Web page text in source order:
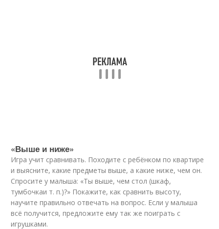
«Выше и ниже»
Игра учит сравнивать. Походите с ребёнком по квартире
и выясните, какие предметы выше, а какие ниже, чем он.
Спросите у малыша: «Ты выше, чем стол (шкаф,
тумбочкаи т. п.)?» Покажите, как сравнить высоту,
научите правильно отвечать на вопрос. Если у малыша
всё получится, предложите ему так же поиграть с
игрушками.